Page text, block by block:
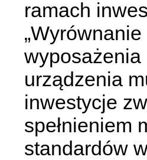
ramach
wyposażenia
urządzenia
inwestycje
spełnieniem
standardów